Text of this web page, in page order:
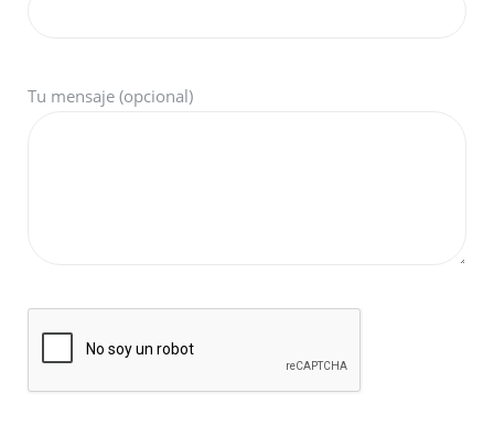
Tu mensaje (opcional)